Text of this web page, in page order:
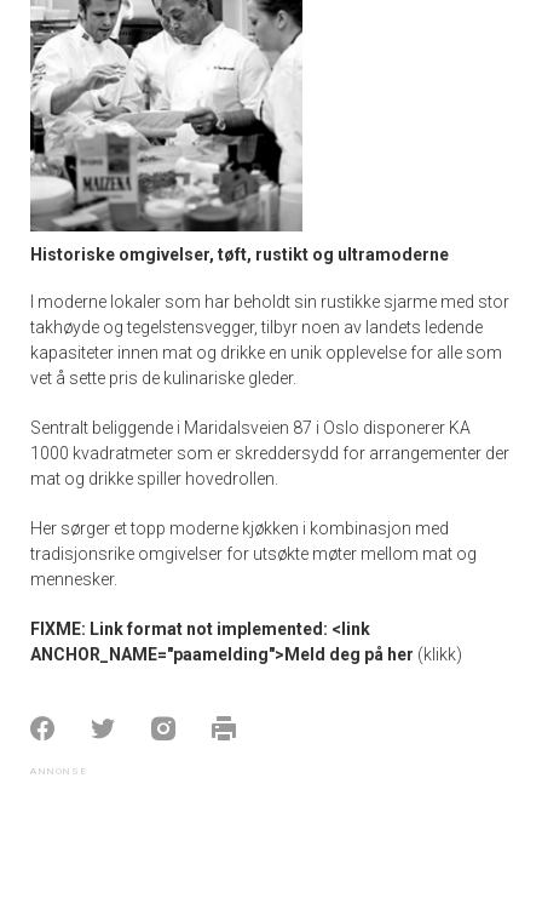
Historiske omgivelser, tøft, rustikt og ultramoderne
I moderne lokaler som har beholdt sin rustikke sjarme med stor
takhøyde og tegelstensvegger, tilbyr noen av landets ledende
kapasiteter innen mat og drikke en unik opplevelse for alle som
vet å sette pris de kulinariske gleder.
Sentralt beliggende i Maridalsveien 87 i Oslo disponerer KA
1000 kvadratmeter som er skreddersydd for arrangementer der
mat og drikke spiller hovedrollen.
Her sørger et topp moderne kjøkken i kombinasjon med
tradisjonsrike omgivelser for utsøkte møter mellom mat og
mennesker.
FIXME: Link format not implemented: <link
ANCHOR_NAME="paamelding">Meld deg på her (klikk)